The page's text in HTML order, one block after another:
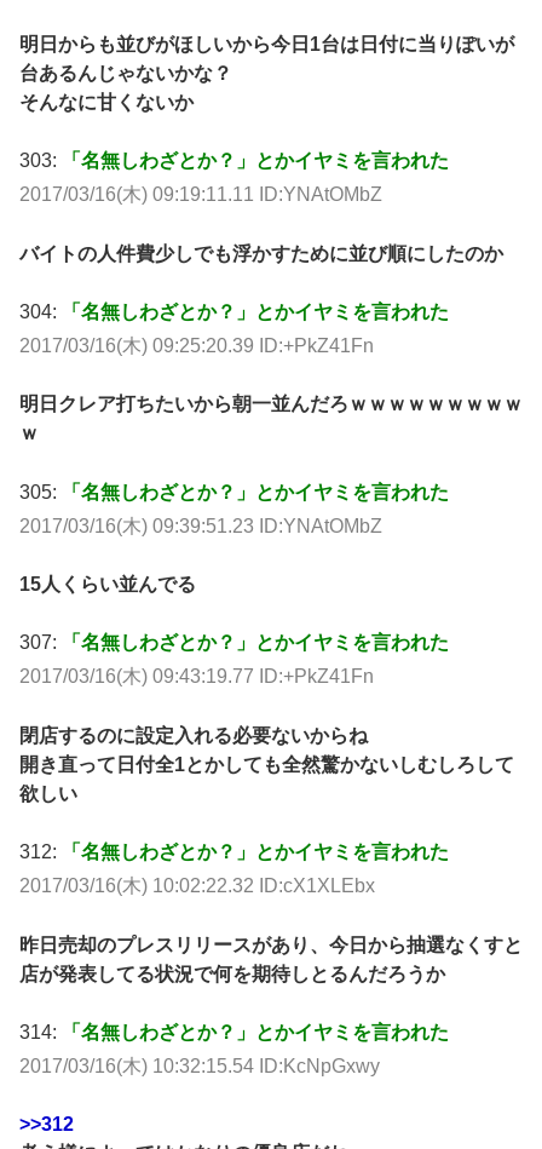
明日からも並びがほしいから今日1台は日付に当りぽいが
台あるんじゃないかな？
そんなに甘くないか
303:
「名無しわざとか？」とかイヤミを言われた
2017/03/16(木) 09:19:11.11 ID:YNAtOMbZ
バイトの人件費少しでも浮かすために並び順にしたのか
304:
「名無しわざとか？」とかイヤミを言われた
2017/03/16(木) 09:25:20.39 ID:+PkZ41Fn
明日クレア打ちたいから朝一並んだろｗｗｗｗｗｗｗｗｗ
ｗ
305:
「名無しわざとか？」とかイヤミを言われた
2017/03/16(木) 09:39:51.23 ID:YNAtOMbZ
15人くらい並んでる
307:
「名無しわざとか？」とかイヤミを言われた
2017/03/16(木) 09:43:19.77 ID:+PkZ41Fn
閉店するのに設定入れる必要ないからね
開き直って日付全1とかしても全然驚かないしむしろして
欲しい
312:
「名無しわざとか？」とかイヤミを言われた
2017/03/16(木) 10:02:22.32 ID:cX1XLEbx
昨日売却のプレスリリースがあり、今日から抽選なくすと
店が発表してる状況で何を期待しとるんだろうか
314:
「名無しわざとか？」とかイヤミを言われた
2017/03/16(木) 10:32:15.54 ID:KcNpGxwy
>>312